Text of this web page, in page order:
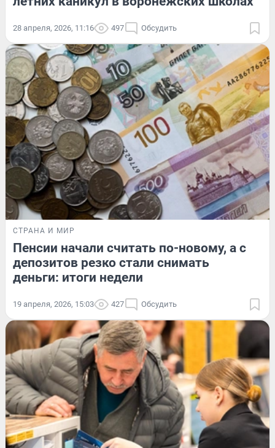
28 апреля, 2026, 11:16 497 Обсудить
СТРАНА И МИР
Пенсии начали считать по-новому, а с
депозитов резко стали снимать
деньги: итоги недели
19 апреля, 2026, 15:03 427 Обсудить